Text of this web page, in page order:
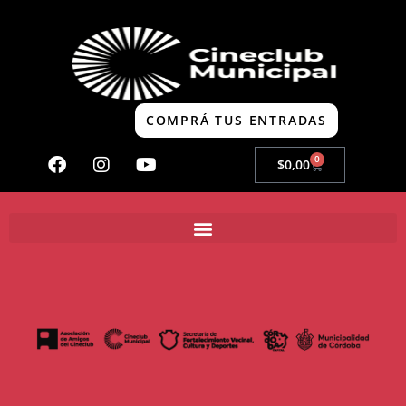
COMPRÁ TUS ENTRADAS
$0,00 0